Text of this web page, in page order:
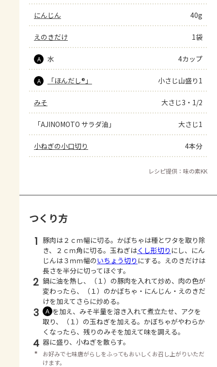
にんじん 40g
えのきだけ 1袋
A 水 4カップ
A 「ほんだし®」 小さじ山盛り1
みそ 大さじ3・1/2
「AJINOMOTO サラダ油」 大さじ1
小ねぎの小口切り 4本分
レシピ提供：味の素KK
つくり方
1 豚肉は２ｃｍ幅に切る。かぼちゃは種とワタを取り除
き、２ｃｍ角に切る。玉ねぎはくし形切り にし、にん
じんは３ｍｍ幅のいちょう切り にする。えのきだけは
長さを半分に切ってほぐす。
2 鍋に油を熱し、（１）の豚肉を入れて炒め、肉の色が
変わったら、（１）のかぼちゃ・にんじん・えのきだ
けを加えてさらに炒める。
3 Ａ を加え、みそ半量を溶き入れて煮立たせ、アクを
取り、（１）の玉ねぎを加える。かぼちゃがやわらか
くなったら、残りのみそを加えて味を調える。
4 器に盛り、小ねぎを散らす。
＊
お好みで七味唐がらしをふってもおいしくお召し上がりいただ
けます。